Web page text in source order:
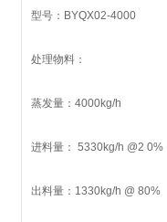
型号：BYQX02-4000
处理物料：
蒸发量：4000kg/h
进料量： 5330kg/h @2 0%
出料量：1330kg/h @ 80%